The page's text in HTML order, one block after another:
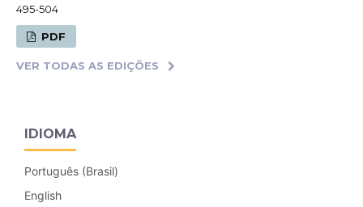
495-504
PDF
VER TODAS AS EDIÇÕES
IDIOMA
Português (Brasil)
English